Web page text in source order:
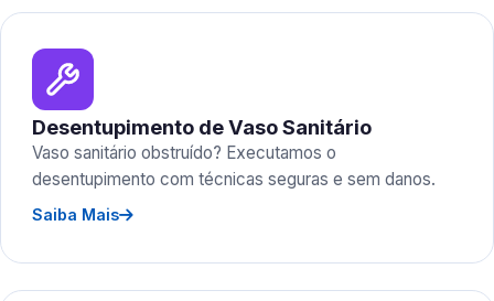
Desentupimento de Vaso Sanitário
Vaso sanitário obstruído? Executamos o
desentupimento com técnicas seguras e sem danos.
Saiba Mais